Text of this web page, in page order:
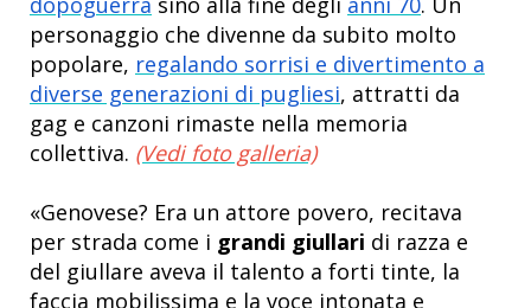
personaggio che divenne da subito molto
popolare, regalando sorrisi e divertimento a
diverse generazioni di pugliesi, attratti da
gag e canzoni rimaste nella memoria
collettiva. (Vedi foto galleria)
«Genovese? Era un attore povero, recitava
per strada come i grandi giullari di razza e
del giullare aveva il talento a forti tinte, la
faccia mobilissima e la voce intonata e